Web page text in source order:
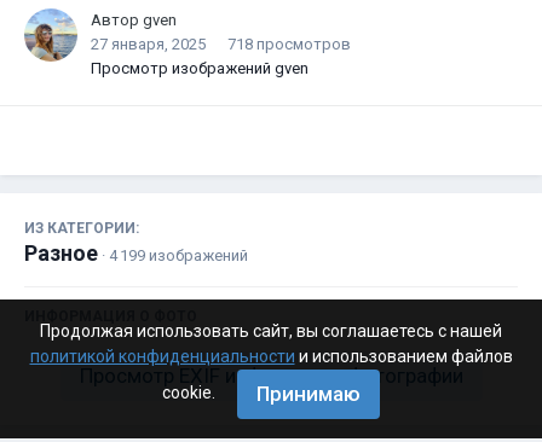
Автор gven
27 января, 2025
718 просмотров
Просмотр изображений gven
ИЗ КАТЕГОРИИ:
Разное · 4 199 изображений
Просмотр EXIF информации фотографии
Продолжая использовать сайт, вы соглашаетесь с нашей
политикой конфиденциальности и использованием файлов
cookie.
Принимаю